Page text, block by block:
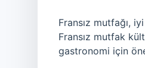
Fransız mutfağı,
Fransız mutfak
gastronomi için